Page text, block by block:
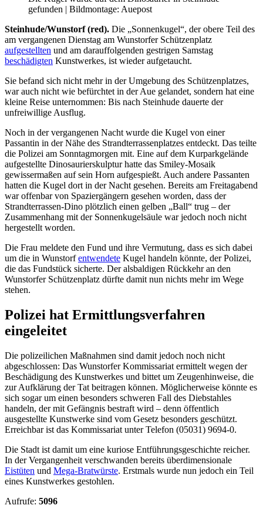
gefunden | Bildmontage: Auepost
Steinhude/Wunstorf (red). Die „Sonnenkugel“, der obere Teil des
am vergangenen Dienstag am Wunstorfer Schützenplatz
aufgestellten und am darauffolgenden gestrigen Samstag
beschädigten Kunstwerkes, ist wieder aufgetaucht.
Sie befand sich nicht mehr in der Umgebung des Schützenplatzes,
war auch nicht wie befürchtet in der Aue gelandet, sondern hat eine
kleine Reise unternommen: Bis nach Steinhude dauerte der
unfreiwillige Ausflug.
Noch in der vergangenen Nacht wurde die Kugel von einer
Passantin in der Nähe des Strandterrassenplatzes entdeckt. Das teilte
die Polizei am Sonntagmorgen mit. Eine auf dem Kurparkgelände
aufgestellte Dinosaurierskulptur hatte das Smiley-Mosaik
gewissermaßen auf sein Horn aufgespießt. Auch andere Passanten
hatten die Kugel dort in der Nacht gesehen. Bereits am Freitagabend
war offenbar von Spaziergängern gesehen worden, dass der
Strandterrassen-Dino plötzlich einen gelben „Ball“ trug – der
Zusammenhang mit der Sonnenkugelsäule war jedoch noch nicht
hergestellt worden.
Die Frau meldete den Fund und ihre Vermutung, dass es sich dabei
um die in Wunstorfentwendete Kugel handeln könnte, der Polizei,
die das Fundstück sicherte. Der alsbaldigen Rückkehr an den
Wunstorfer Schützenplatz dürfte damit nun nichts mehr im Wege
stehen.
Polizei hat Ermittlungsverfahren
eingeleitet
Die polizeilichen Maßnahmen sind damit jedoch noch nicht
abgeschlossen: Das Wunstorfer Kommissariat ermittelt wegen der
Beschädigung des Kunstwerkes und bittet um Zeugenhinweise, die
zur Aufklärung der Tat beitragen können. Möglicherweise könnte es
sich sogar um einen besonders schweren Fall des Diebstahles
handeln, der mit Gefängnis bestraft wird – denn öffentlich
ausgestellte Kunstwerke sind vom Gesetz besonders geschützt.
Erreichbar ist das Kommissariat unter Telefon (05031) 9694-0.
Die Stadt ist damit um eine kuriose Entführungsgeschichte reicher.
In der Vergangenheit verschwanden bereits überdimensionale
Eistüten und Mega-Bratwürste. Erstmals wurde nun jedoch ein Teil
eines Kunstwerkes gestohlen.
Aufrufe: 5096